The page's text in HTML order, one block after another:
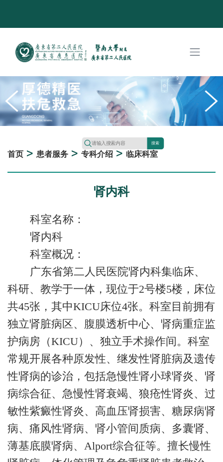
搜索
首页 > 患者服务 > 专科介绍 >临床科室
肾内科
科室名称：
肾内科
科室概况：
广东省第二人民医院肾内科集临床、
科研、教学于一体，现位于2号楼5楼，床位
共45张，其中KICU床位4张。科室目前拥有
独立肾脏病区、腹膜透析中心、肾病重症监
护病房（KICU）、独立手术操作间。科室
常规开展各种原发性、继发性肾脏病及遗传
性肾病的诊治，包括急慢性肾小球肾炎、肾
病综合征、急慢性肾衰竭、狼疮性肾炎、过
敏性紫癜性肾炎、高血压肾损害、糖尿病肾
病、痛风性肾病、肾小管间质病、多囊肾、
薄基底膜肾病、Alport综合征等。擅长慢性